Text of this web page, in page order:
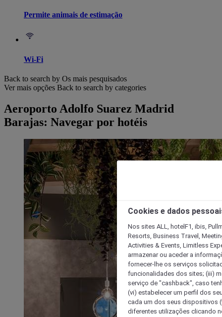
Permite animais de estimação
Wi-Fi
Back to search by Os mais pesquisados
Ver mais opções Back to search by categories
Aeroporto Adolfo Suarez Madrid
Barajas: Navegar por hotéis
Cookies e dados
Nos sites ALL, hotelF1, ibis,
Resorts, Business Travel,
Activities & Events, Limitless
armazenar ou aceder a
fornecer-lhe os serviços
funcionalidades dos sites; (iii)
serviço de "cashback", caso
(vi) estabelecer um perfil dos
cada um dos seus dispositivos
diferentes utilizações clicando